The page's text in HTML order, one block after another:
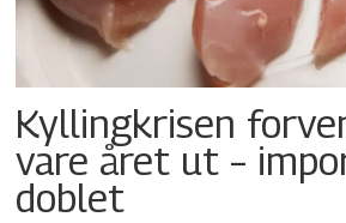
Kyllingkrisen
vare året ut –
doblet